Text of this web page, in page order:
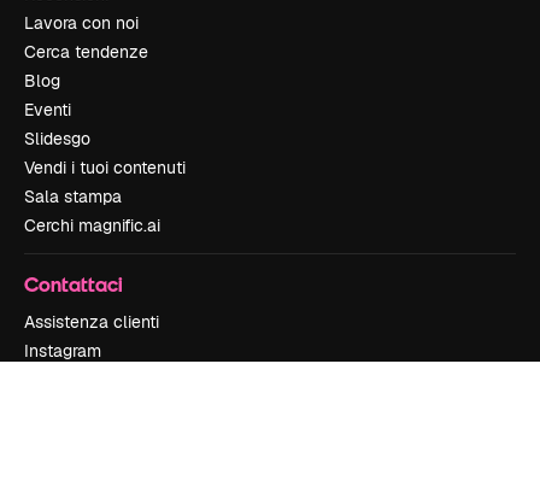
Lavora con noi
Cerca tendenze
Blog
Eventi
Slidesgo
Vendi i tuoi contenuti
Sala stampa
Cerchi magnific.ai
Contattaci
Assistenza clienti
Instagram